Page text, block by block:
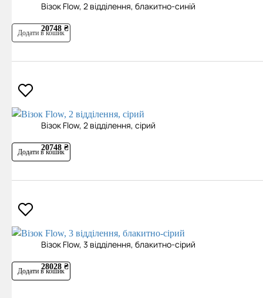
Візок Flow, 2 відділення, блакитно-синій
20748 ₴
Додати в кошик
Візок Flow, 2 відділення, сірий
20748 ₴
Додати в кошик
Візок Flow, 3 відділення, блакитно-сірий
28028 ₴
Додати в кошик